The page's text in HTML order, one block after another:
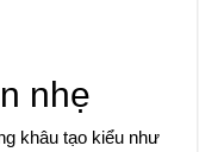
nhẹ
khâu tạo kiểu như